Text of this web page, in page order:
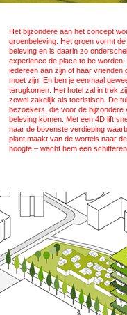
Het bijzondere aan het concept
groenbeleving. Het groen vormt
beleving en is daarin zo
experience de place to be
iedereen aan zijn of haar
moet zijn. En ben je eenmaal
terugkomen. Het hotel zal in trek
zowel zakelijk als toeristisch. De
bezoekers, die voor de bijzondere
beleving komen. Met een 4D lift
naar de bovenste verdieping
plant maakt van de wortels naar
hoogte – wacht hem een